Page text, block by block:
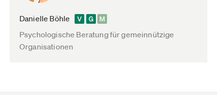
Danielle Böhle
Psychologische Beratung für gemeinnützige
Organisationen